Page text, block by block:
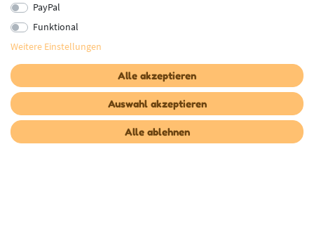
sowie dieDatenschutzerklärung
Abonnieren
** Hierbei handelt es sich um ein Pflichtfeld.
Unsere Zahlungsdienstleister
PayPal
Funktional
Weitere Einstellungen
Alle akzeptieren
Auswahl akzeptieren
Alle ablehnen